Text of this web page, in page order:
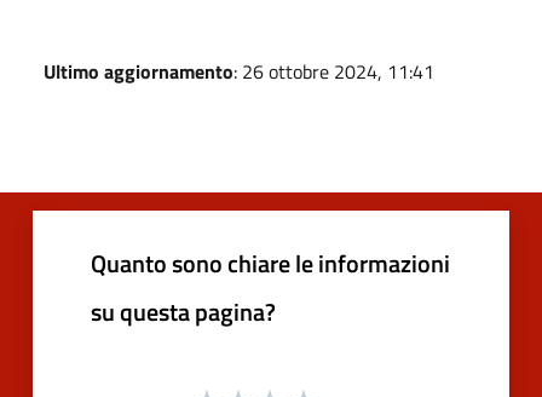
Ultimo aggiornamento: 26 ottobre 2024, 11:41
Quanto sono chiare le informazioni
su questa pagina?